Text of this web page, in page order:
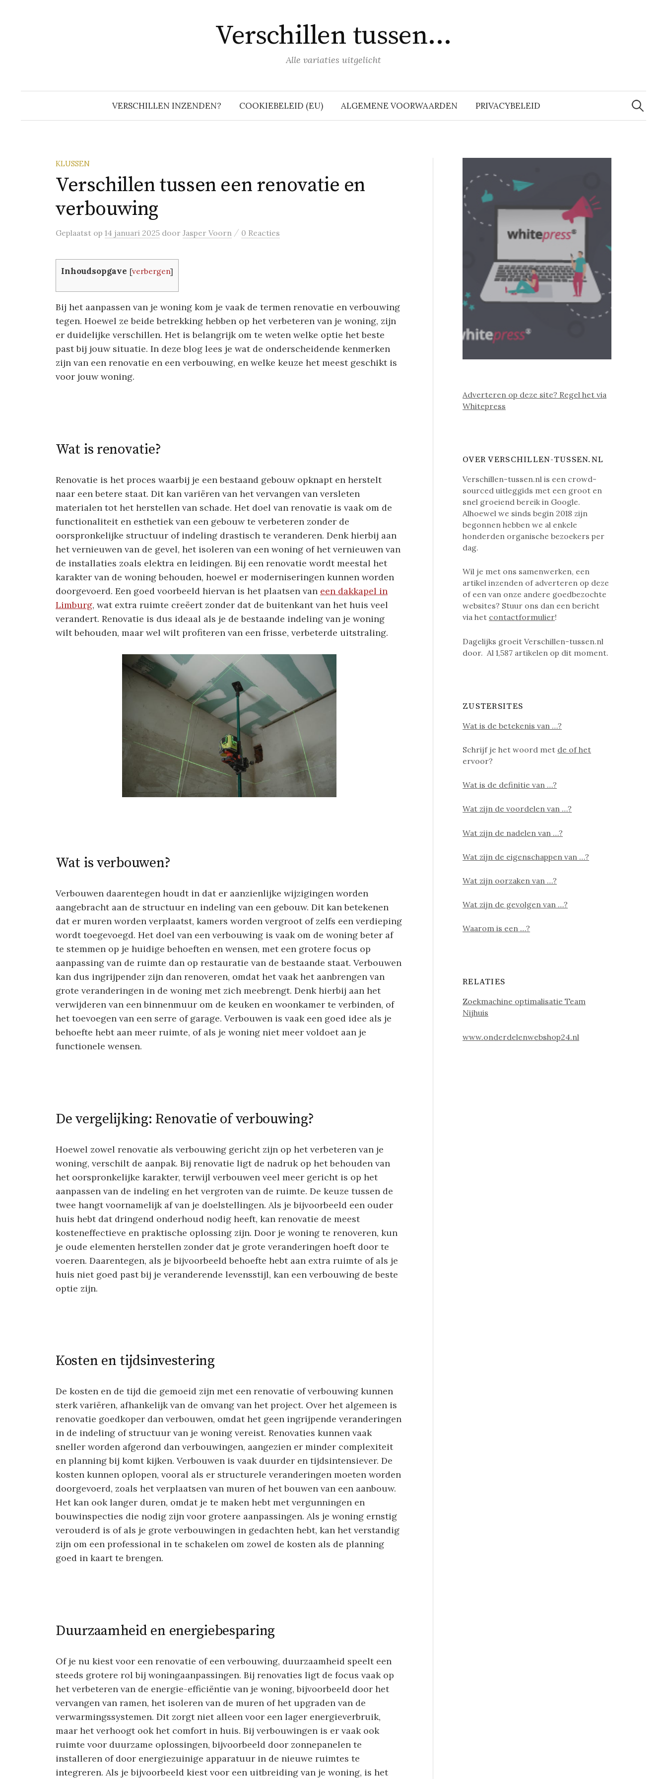
Verschillen tussen…
Alle variaties uitgelicht
VERSCHILLEN INZENDEN? COOKIEBELEID (EU) ALGEMENE VOORWAARDEN PRIVACYBELEID
Zoeken
naar:
KLUSSEN
Verschillen tussen een renovatie en
verbouwing
Geplaatst op 14 januari 2025 door Jasper Voorn / 0 Reacties
Inhoudsopgave [verbergen]
Bij het aanpassen van je woning kom je vaak de termen renovatie en verbouwing
tegen. Hoewel ze beide betrekking hebben op het verbeteren van je woning, zijn
er duidelijke verschillen. Het is belangrijk om te weten welke optie het beste
past bij jouw situatie. In deze blog lees je wat de onderscheidende kenmerken
zijn van een renovatie en een verbouwing, en welke keuze het meest geschikt is
voor jouw woning.
Wat is renovatie?
Renovatie is het proces waarbij je een bestaand gebouw opknapt en herstelt
naar een betere staat. Dit kan variëren van het vervangen van versleten
materialen tot het herstellen van schade. Het doel van renovatie is vaak om de
functionaliteit en esthetiek van een gebouw te verbeteren zonder de
oorspronkelijke structuur of indeling drastisch te veranderen. Denk hierbij aan
het vernieuwen van de gevel, het isoleren van een woning of het vernieuwen van
de installaties zoals elektra en leidingen. Bij een renovatie wordt meestal het
karakter van de woning behouden, hoewel er moderniseringen kunnen worden
doorgevoerd. Een goed voorbeeld hiervan is het plaatsen van een dakkapel in
Limburg, wat extra ruimte creëert zonder dat de buitenkant van het huis veel
verandert. Renovatie is dus ideaal als je de bestaande indeling van je woning
wilt behouden, maar wel wilt profiteren van een frisse, verbeterde uitstraling.
Wat is verbouwen?
Verbouwen daarentegen houdt in dat er aanzienlijke wijzigingen worden
aangebracht aan de structuur en indeling van een gebouw. Dit kan betekenen
dat er muren worden verplaatst, kamers worden vergroot of zelfs een verdieping
wordt toegevoegd. Het doel van een verbouwing is vaak om de woning beter af
te stemmen op je huidige behoeften en wensen, met een grotere focus op
aanpassing van de ruimte dan op restauratie van de bestaande staat. Verbouwen
kan dus ingrijpender zijn dan renoveren, omdat het vaak het aanbrengen van
grote veranderingen in de woning met zich meebrengt. Denk hierbij aan het
verwijderen van een binnenmuur om de keuken en woonkamer te verbinden, of
het toevoegen van een serre of garage. Verbouwen is vaak een goed idee als je
behoefte hebt aan meer ruimte, of als je woning niet meer voldoet aan je
functionele wensen.
De vergelijking: Renovatie of verbouwing?
Hoewel zowel renovatie als verbouwing gericht zijn op het verbeteren van je
woning, verschilt de aanpak. Bij renovatie ligt de nadruk op het behouden van
het oorspronkelijke karakter, terwijl verbouwen veel meer gericht is op het
aanpassen van de indeling en het vergroten van de ruimte. De keuze tussen de
twee hangt voornamelijk af van je doelstellingen. Als je bijvoorbeeld een ouder
huis hebt dat dringend onderhoud nodig heeft, kan renovatie de meest
kosteneffectieve en praktische oplossing zijn. Door je woning te renoveren, kun
je oude elementen herstellen zonder dat je grote veranderingen hoeft door te
voeren. Daarentegen, als je bijvoorbeeld behoefte hebt aan extra ruimte of als je
huis niet goed past bij je veranderende levensstijl, kan een verbouwing de beste
optie zijn.
Kosten en tijdsinvestering
De kosten en de tijd die gemoeid zijn met een renovatie of verbouwing kunnen
sterk variëren, afhankelijk van de omvang van het project. Over het algemeen is
renovatie goedkoper dan verbouwen, omdat het geen ingrijpende veranderingen
in de indeling of structuur van je woning vereist. Renovaties kunnen vaak
sneller worden afgerond dan verbouwingen, aangezien er minder complexiteit
en planning bij komt kijken. Verbouwen is vaak duurder en tijdsintensiever. De
kosten kunnen oplopen, vooral als er structurele veranderingen moeten worden
doorgevoerd, zoals het verplaatsen van muren of het bouwen van een aanbouw.
Het kan ook langer duren, omdat je te maken hebt met vergunningen en
bouwinspecties die nodig zijn voor grotere aanpassingen. Als je woning ernstig
verouderd is of als je grote verbouwingen in gedachten hebt, kan het verstandig
zijn om een professional in te schakelen om zowel de kosten als de planning
goed in kaart te brengen.
Duurzaamheid en energiebesparing
Of je nu kiest voor een renovatie of een verbouwing, duurzaamheid speelt een
steeds grotere rol bij woningaanpassingen. Bij renovaties ligt de focus vaak op
het verbeteren van de energie-efficiëntie van je woning, bijvoorbeeld door het
vervangen van ramen, het isoleren van de muren of het upgraden van de
verwarmingssystemen. Dit zorgt niet alleen voor een lager energieverbruik,
maar het verhoogt ook het comfort in huis. Bij verbouwingen is er vaak ook
ruimte voor duurzame oplossingen, bijvoorbeeld door zonnepanelen te
installeren of door energiezuinige apparatuur in de nieuwe ruimtes te
integreren. Als je bijvoorbeeld kiest voor een uitbreiding van je woning, is het
Adverteren op deze site? Regel het via
Whitepress
OVER VERSCHILLEN-TUSSEN.NL
Verschillen-tussen.nl is een crowd-
sourced uitleggids met een groot en
snel groeiend bereik in Google.
Alhoewel we sinds begin 2018 zijn
begonnen hebben we al enkele
honderden organische bezoekers per
dag.
Wil je met ons samenwerken, een
artikel inzenden of adverteren op deze
of een van onze andere goedbezochte
websites? Stuur ons dan een bericht
via het contactformulier!
Dagelijks groeit Verschillen-tussen.nl
door. Al1,587 artikelen op dit moment.
ZUSTERSITES
Wat is de betekenis van …?
Schrijf je het woord met de of het
ervoor?
Wat is de definitie van …?
Wat zijn de voordelen van …?
Wat zijn de nadelen van …?
Wat zijn de eigenschappen van …?
Wat zijn oorzaken van …?
Wat zijn de gevolgen van …?
Waarom is een …?
RELATIES
Zoekmachine optimalisatie Team
Nijhuis
www.onderdelenwebshop24.nl